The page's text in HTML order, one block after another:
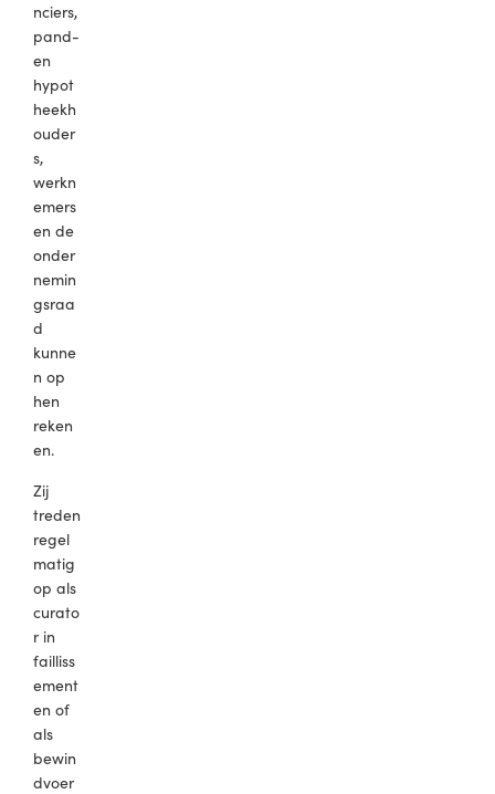
nciers,
pand-
en
hypot
heekh
ouder
s,
werkn
emers
en de
onder
nemin
gsraa
d
kunne
n op
hen
reken
en.
Zij
treden
regel
matig
op als
curato
r in
failliss
ement
en of
als
bewin
dvoer